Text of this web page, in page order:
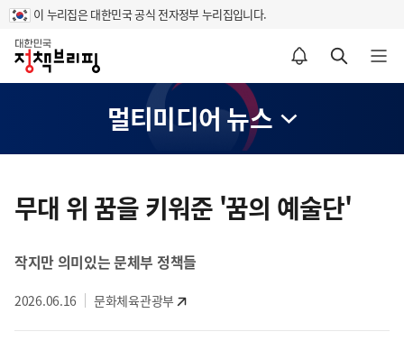
이 누리집은 대한민국 공식 전자정부 누리집입니다.
홈
알림설정 바로가기 검색 바로가기 메뉴 열기
멀티미디어 뉴스
텐
츠
영
역
무대 위 꿈을 키워준 '꿈의 예술단'
작지만 의미있는 문체부 정책들
2026.06.16 문화체육관광부